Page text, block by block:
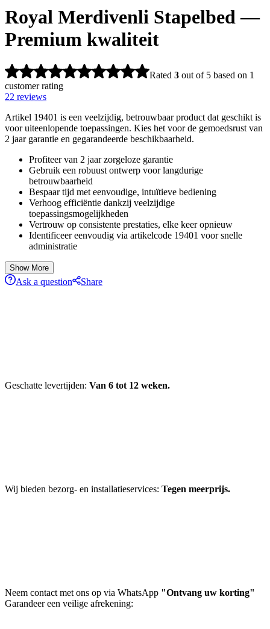
Royal Merdivenli Stapelbed —
Premium kwaliteit
Rated 3 out of 5 based on 1
customer rating
22 reviews
Artikel 19401 is een veelzijdig, betrouwbaar product dat geschikt is
voor uiteenlopende toepassingen. Kies het voor de gemoedsrust van
2 jaar garantie en gegarandeerde beschikbaarheid.
Profiteer van 2 jaar zorgeloze garantie
Gebruik een robuust ontwerp voor langdurige
betrouwbaarheid
Bespaar tijd met eenvoudige, intuïtieve bediening
Verhoog efficiëntie dankzij veelzijdige
toepassingsmogelijkheden
Vertrouw op consistente prestaties, elke keer opnieuw
Identificeer eenvoudig via artikelcode 19401 voor snelle
administratie
Show More
Ask a question Share
Geschatte levertijden: Van 6 tot 12 weken.
Wij bieden bezorg- en installatieservices: Tegen meerprijs.
Neem contact met ons op via WhatsApp "Ontvang uw korting"
Garandeer een veilige afrekening: